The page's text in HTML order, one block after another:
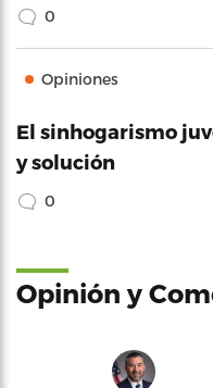
0
Opiniones
El sinhogarismo
y solución
0
Opinión y